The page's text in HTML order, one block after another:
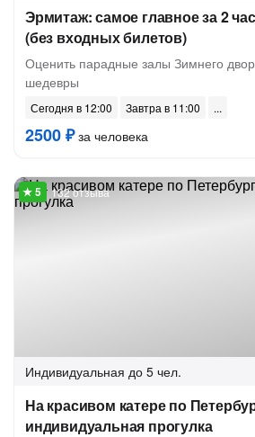
Эрмитаж: самое главное за 2
(без входных билетов)
Оценить парадные залы Зимнего
шедевры
Сегодня в 12:00 Завтра в 11:00
2500 ₽за человека
132 отзыва
Индивидуальная до 5 чел.
На красивом катере по
индивидуальная прогулка